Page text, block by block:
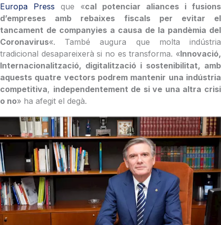
Europa Press que «cal potenciar aliances i fusions
d’empreses amb rebaixes fiscals per evitar el
tancament de companyies a causa de la pandèmia del
Coronavirus«. També augura que molta indústria
tradicional desapareixerà si no es transforma. «Innovació,
Internacionalització, digitalització i sostenibilitat, amb
aquests quatre vectors podrem mantenir una indústria
competitiva, independentement de si ve una altra crisi
o no» ha afegit el degà.